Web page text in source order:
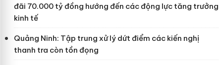
đãi 70.000 tỷ đồng hướng đến các động lực tăng trưởng
kinh tế
Quảng Ninh: Tập trung xử lý dứt điểm các kiến nghị
thanh tra còn tồn đọng